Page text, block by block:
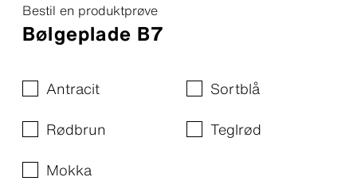
Bestil en produktprøve
Bølgeplade B7
Antracit
Sortblå
Rødbrun
Teglrød
Mokka